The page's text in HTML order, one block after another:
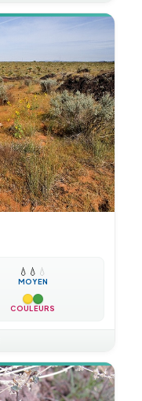
💧 💧 💧
MOYEN
COULEURS